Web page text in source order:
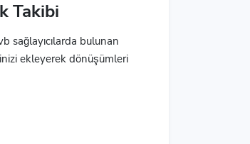
Takibi
sağlayıcılarda bulunan
ekleyerek dönüşümleri